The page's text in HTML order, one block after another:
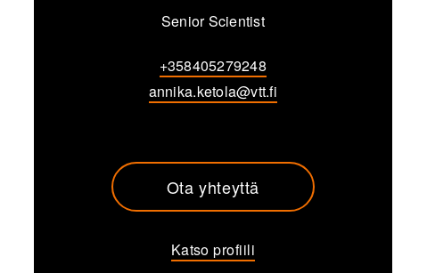
Senior Scientist
+358405279248
annika.ketola@vtt.fi
Ota yhteyttä
Katso profiili